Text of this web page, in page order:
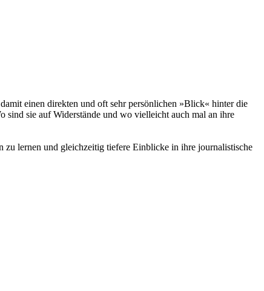
einen direkten und oft sehr persönlichen »Blick« hinter die
sind sie auf Widerstände und wo vielleicht auch mal an ihre
zu lernen und gleichzeitig tiefere Einblicke in ihre journalistische